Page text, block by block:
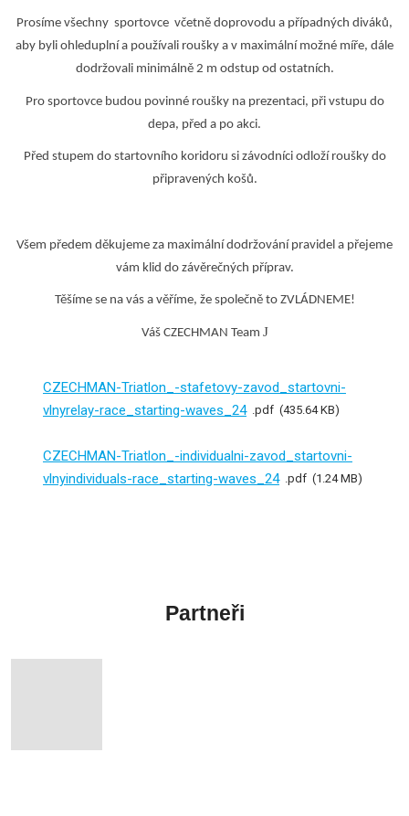
Prosíme všechny sportovce včetně doprovodu a případných diváků,
aby byli ohleduplní a používali roušky a v maximální možné míře, dále
dodržovali minimálně 2 m odstup od ostatních.
Pro sportovce budou povinné roušky na prezentaci, při vstupu do
depa, před a po akci.
Před stupem do startovního koridoru si závodníci odloží roušky do
připravených košů.
Všem předem děkujeme za maximální dodržování pravidel a přejeme
vám klid do závěrečných příprav.
Těšíme se na vás a věříme, že společně to ZVLÁDNEME!
Váš CZECHMAN Team J
CZECHMAN-Triatlon_-stafetovy-zavod_startovni-
vlnyrelay-race_starting-waves_24 pdf 435.64 KB
CZECHMAN-Triatlon_-individualni-zavod_startovni-
vlnyindividuals-race_starting-waves_24 pdf 1.24 MB
Partneři